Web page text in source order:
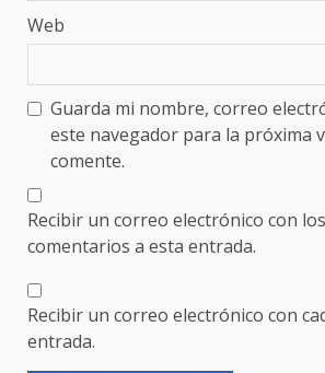
Web
Guarda mi nombre, correo
este navegador para la próxima
comente.
Recibir un correo electrónico con
comentarios a esta entrada.
Recibir un correo electrónico con
entrada.